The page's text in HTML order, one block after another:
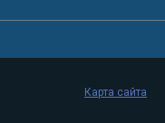
Карта сайта